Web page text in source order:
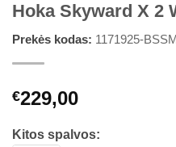
Hoka Skyward X 2
Prekės kodas: 1171925-
€229,00
Kitos spalvos: